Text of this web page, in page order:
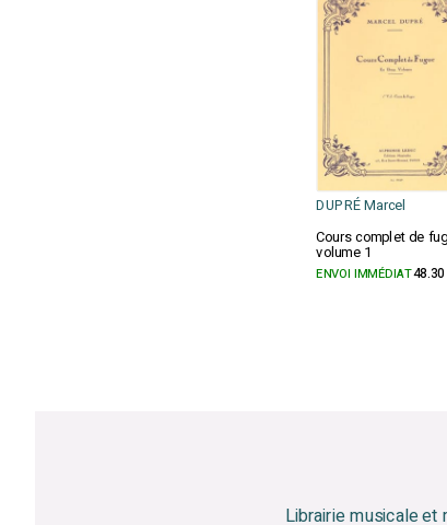
DUPRÉ Marcel
Cours complet de
volume 1
ENVOI IMMÉDIAT
Librairie musicale et